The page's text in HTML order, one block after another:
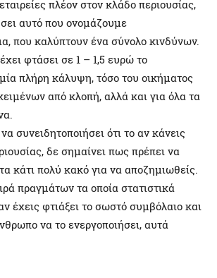
πλέον στον κλάδο περιουσίας,
αυτό που ονομάζουμε
που καλύπτουν ένα σύνολο κινδύνων.
φτάσει σε 1 – 1,5 ευρώ το
πλήρη κάλυψη, τόσο του οικήματος
από κλοπή, αλλά και για όλα τα
συνειδητοποιήσει ότι το αν κάνεις
δε σημαίνει πως πρέπει να
κάτι πολύ κακό για να αποζημιωθείς.
πραγμάτων τα οποία στατιστικά
έχεις φτιάξει το σωστό συμβόλαιο και
να το ενεργοποιήσει, αυτά